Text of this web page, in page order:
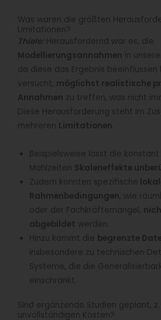
Was waren die größten
Limitationen?
Thiele: Herausfordernd war es, die
Modellierungsannahmen in
da diese das Ergebnis beeinflussen
versucht, möglichst realistische
Annahmen zu treffen, was nicht
Diese Herausforderung steht im
mehreren Limitationen
Beispielsweise lässt die
Mahlzeiten Skaleneffekte
Zudem konnten spezifische
Rahmenbedingungen, wie
oder der Fachkräftemangel,
abgebildet werden.
Hinzu kommt die begrenzte
insbesondere zu technischen
Systeme, die die
einschränkt.
Sind ergänzende Studien geplant,
unvollständigen Kosten?